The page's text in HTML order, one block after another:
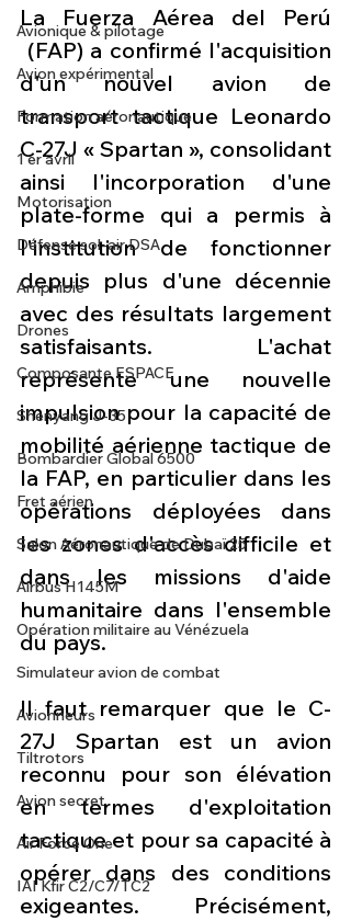
Avionique & pilotage
Avion expérimental
Formation aéronautique
1 er avril
Motorisation
Défense sol-air DSA
Amphibie
Drones
Composante ESPACE
Shenyang J-35
Bombardier Global 6500
Fret aérien
Salon Aéronautique de Dubaï 25
Airbus H145M
Opération militaire au Vénézuela
Simulateur avion de combat
Avionneurs
Tiltrotors
Avion secret
Air Force One
IAI Kfir C2/C7/TC2
La Fuerza Aérea del Perú
(FAP) a confirmé l'acquisition
d'un nouvel avion de
transport tactique Leonardo
C-27J « Spartan », consolidant
ainsi l'incorporation d'une
plate-forme qui a permis à
l'institution de fonctionner
depuis plus d'une décennie
avec des résultats largement
satisfaisants. L'achat
représente une nouvelle
impulsion pour la capacité de
mobilité aérienne tactique de
la FAP, en particulier dans les
opérations déployées dans
les zones d'accès difficile et
dans les missions d'aide
humanitaire dans l'ensemble
du pays.
Il faut remarquer que le C-
27J Spartan est un avion
reconnu pour son élévation
en termes d'exploitation
tactique et pour sa capacité à
opérer dans des conditions
exigeantes. Précisément,